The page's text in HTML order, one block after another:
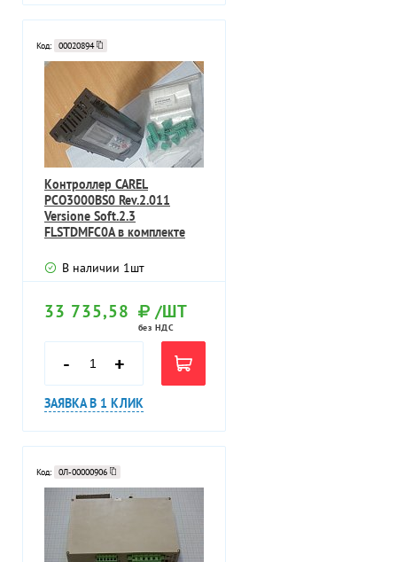
Код: 00020894
Контроллер CAREL
PCO3000BS0 Rev.2.011
Versione Soft.2.3
FLSTDMFC0A в комплекте
В наличии 1шт
33 735,58 /ШТ
без НДС
- +
ЗАЯВКА В 1 КЛИК
Код: 0Л-00000906